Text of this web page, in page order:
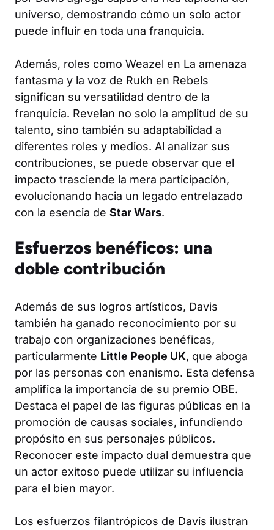
universo, demostrando cómo un solo actor
puede influir en toda una franquicia.
Además, roles como Weazel en La amenaza
fantasma y la voz de Rukh en Rebels
significan su versatilidad dentro de la
franquicia. Revelan no solo la amplitud de su
talento, sino también su adaptabilidad a
diferentes roles y medios. Al analizar sus
contribuciones, se puede observar que el
impacto trasciende la mera participación,
evolucionando hacia un legado entrelazado
con la esencia de Star Wars.
Esfuerzos benéficos: una
doble contribución
Además de sus logros artísticos, Davis
también ha ganado reconocimiento por su
trabajo con organizaciones benéficas,
particularmente Little People UK, que aboga
por las personas con enanismo. Esta defensa
amplifica la importancia de su premio OBE.
Destaca el papel de las figuras públicas en la
promoción de causas sociales, infundiendo
propósito en sus personajes públicos.
Reconocer este impacto dual demuestra que
un actor exitoso puede utilizar su influencia
para el bien mayor.
Los esfuerzos filantrópicos de Davis ilustran